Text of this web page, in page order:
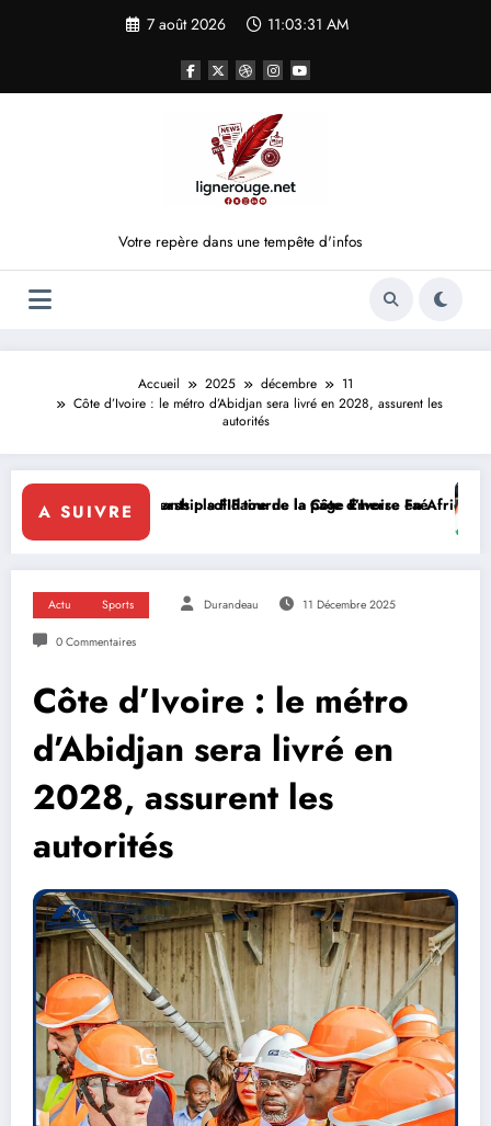
7 août 2026 11:03:32 AM
Votre repère dans une tempête d'infos
Accueil 2025 décembre
11
Côte d’Ivoire : le métro d’Abidjan sera livré en 2028, assurent les
autorités
A SUIVRE
de la Côte d’Ivoire en Afrique
la page Emerse Faé Diplomatie multilatérale : à
Actu Sports Durandeau 11 Décembre 2025
0 Commentaires
Côte d’Ivoire : le métro
d’Abidjan sera livré en
2028, assurent les
autorités